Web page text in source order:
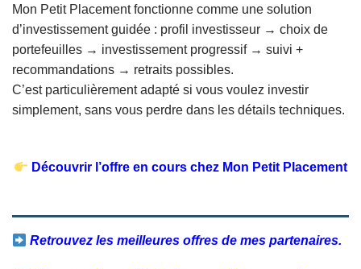
Mon Petit Placement fonctionne comme une solution
d’investissement guidée : profil investisseur → choix de
portefeuilles → investissement progressif → suivi +
recommandations → retraits possibles.
C’est particulièrement adapté si vous voulez investir
simplement, sans vous perdre dans les détails techniques.
Découvrir l’offre en cours chez Mon Petit Placement
Retrouvez les meilleures offres de mes partenaires.